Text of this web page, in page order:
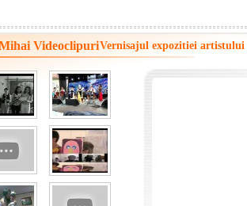
VideoclipuriVernisajul expozitiei